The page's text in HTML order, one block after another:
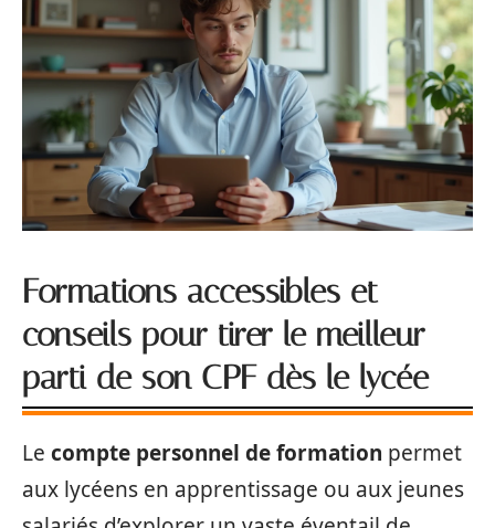
Formations accessibles et
conseils pour tirer le meilleur
parti de son CPF dès le lycée
Le compte personnel de formation permet
aux lycéens en apprentissage ou aux jeunes